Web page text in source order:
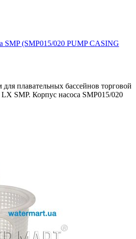
SMP (SMP015/020 PUMP CASING
для плавательных бассейнов торговой
SMP. Корпус насоса SMP015/020